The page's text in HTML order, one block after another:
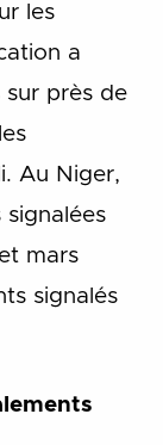
les
a
près de
Au Niger,
signalées
mars
signalés